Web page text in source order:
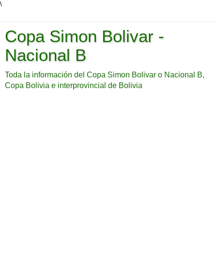
\
Copa Simon Bolivar -
Nacional B
Toda la información del Copa Simon Bolivar o Nacional B,
Copa Bolivia e interprovincial de Bolivia